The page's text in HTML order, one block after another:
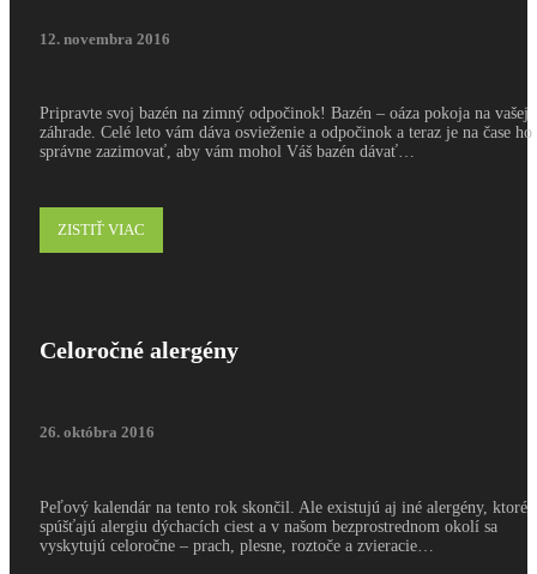
12. novembra 2016
Pripravte svoj bazén na zimný odpočinok! Bazén – oáza pokoja na vašej
záhrade. Celé leto vám dáva osvieženie a odpočinok a teraz je na čase ho
správne zazimovať, aby vám mohol Váš bazén dávať…
ZISTIŤ VIAC
Celoročné alergény
26. októbra 2016
Peľový kalendár na tento rok skončil. Ale existujú aj iné alergény, ktoré
spúšťajú alergiu dýchacích ciest a v našom bezprostrednom okolí sa
vyskytujú celoročne – prach, plesne, roztoče a zvieracie…